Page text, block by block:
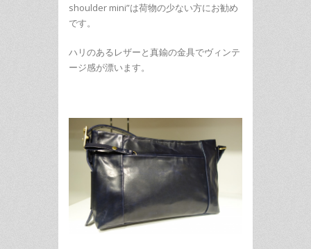
shoulder mini”は荷物の少ない方にお勧め
です。
ハリのあるレザーと真鍮の金具でヴィンテ
ージ感が漂います。